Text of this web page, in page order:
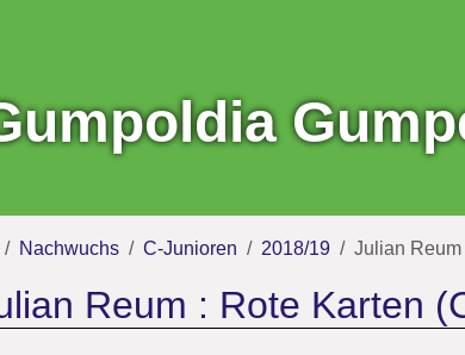
Nachwuchs C-Junioren 2018/19 Julian Reum
Reum : Rote Karten